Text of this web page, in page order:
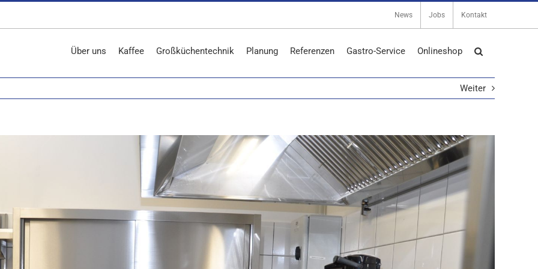
News Jobs Kontakt
Über uns Kaffee Großküchentechnik Planung Referenzen Gastro-Service Onlineshop
Weiter